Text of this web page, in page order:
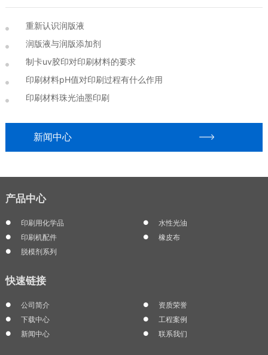
重新认识润版液
润版液与润版添加剂
制卡uv胶印对印刷材料的要求
印刷材料pH值对印刷过程有什么作用
印刷材料珠光油墨印刷
新闻中心
产品中心
印刷用化学品
水性光油
印刷机配件
橡皮布
脱模剂系列
快速链接
公司简介
资质荣誉
下载中心
工程案例
新闻中心
联系我们